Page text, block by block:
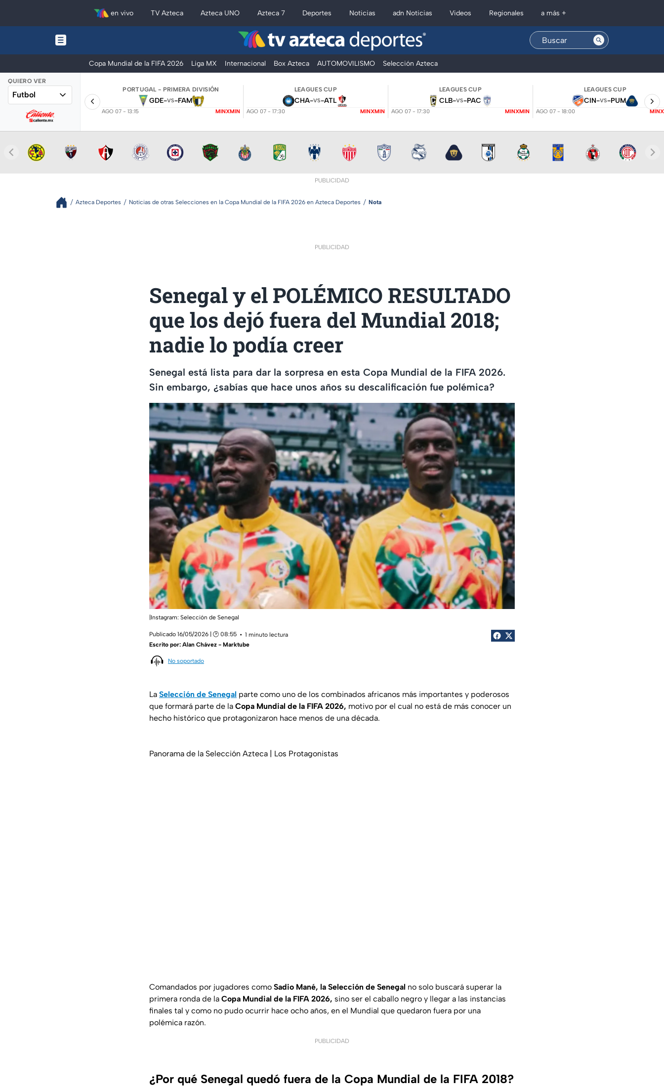
en vivo TV Azteca Azteca UNO Azteca 7 Deportes Noticias adn Noticias Videos Regionales a más +
Copa Mundial de la FIFA 2026 Liga MX Internacional Box Azteca AUTOMOVILISMO Selección Azteca
QUIERO VER
Futbol
PORTUGAL - PRIMERA DIVISIÓN
GDE-VS-FAM
AGO 07 - 13:15 MINXMIN
LEAGUES CUP
CHA-VS-ATL
AGO 07 - 17:30 MINXMIN
LEAGUES CUP
CLB-VS-PAC
AGO 07 - 17:30 MINXMIN
LEAGUES CUP
CIN-VS-PUM
AGO 07 - 18:00
PUBLICIDAD
Azteca Deportes Noticias de otras Selecciones en la Copa Mundial de la FIFA 2026 en Azteca Deportes Nota
PUBLICIDAD
Senegal y el POLÉMICO RESULTADO
que los dejó fuera del Mundial 2018;
nadie lo podía creer
Senegal está lista para dar la sorpresa en esta Copa Mundial de la FIFA 2026.
Sin embargo, ¿sabías que hace unos años su descalificación fue polémica?
|Instagram: Selección de Senegal
Publicado 16/05/2026 | 🕑 08:55
1 minuto lectura
Escrito por: Alan Chávez - Marktube
No soportado
La Selección de Senegal parte como uno de los combinados africanos más importantes y poderosos
que formará parte de la Copa Mundial de la FIFA 2026, motivo por el cual no está de más conocer un
hecho histórico que protagonizaron hace menos de una década.
Panorama de la Selección Azteca | Los Protagonistas
Comandados por jugadores como Sadio Mané, la Selección de Senegal no solo buscará superar la
primera ronda de la Copa Mundial de la FIFA 2026, sino ser el caballo negro y llegar a las instancias
finales tal y como no pudo ocurrir hace ocho años, en el Mundial que quedaron fuera por una
polémica razón.
PUBLICIDAD
¿Por qué Senegal quedó fuera de la Copa Mundial de la FIFA 2018?